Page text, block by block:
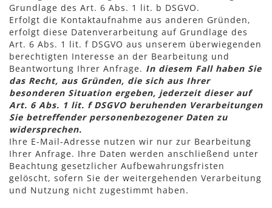
Grundlage des Art. 6 Abs. 1 lit. b DSGVO.
Erfolgt die Kontaktaufnahme aus anderen Gründen,
erfolgt diese Datenverarbeitung auf Grundlage des
Art. 6 Abs. 1 lit. f DSGVO aus unserem überwiegenden
berechtigten Interesse an der Bearbeitung und
Beantwortung Ihrer Anfrage. In diesem Fall haben Sie
das Recht, aus Gründen, die sich aus Ihrer
besonderen Situation ergeben, jederzeit dieser auf
Art. 6 Abs. 1 lit. f DSGVO beruhenden Verarbeitungen
Sie betreffender personenbezogener Daten zu
widersprechen.
Ihre E-Mail-Adresse nutzen wir nur zur Bearbeitung
Ihrer Anfrage. Ihre Daten werden anschließend unter
Beachtung gesetzlicher Aufbewahrungsfristen
gelöscht, sofern Sie der weitergehenden Verarbeitung
und Nutzung nicht zugestimmt haben.